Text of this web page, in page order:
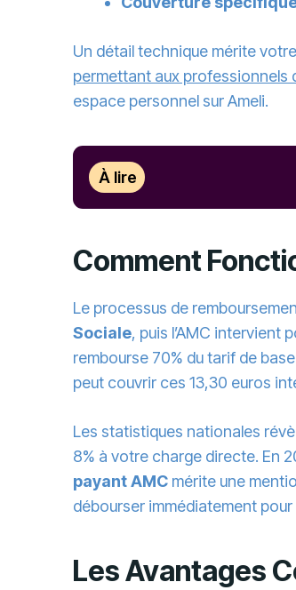
Un détail technique mérite
permettant aux professionnels
espace personnel sur Ameli.
À lire
Comment
Le processus de
Sociale, puis l’AMC intervient
rembourse 70% du tarif de
peut couvrir ces 13,30 euros
Les statistiques nationales
8% à votre charge directe. En
payant AMC mérite une
débourser immédiatement
Les Avantages